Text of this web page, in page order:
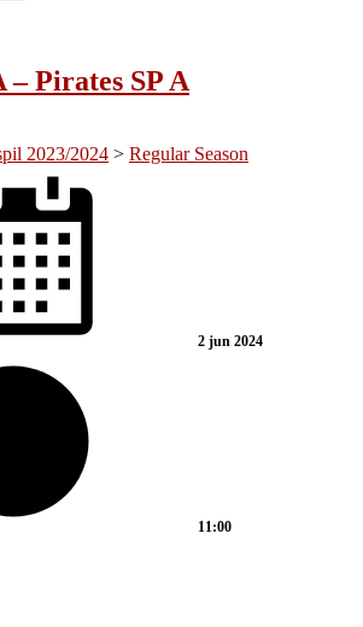
– Pirates SP A
2023/2024 > Regular Season
2 jun 2024
11:00